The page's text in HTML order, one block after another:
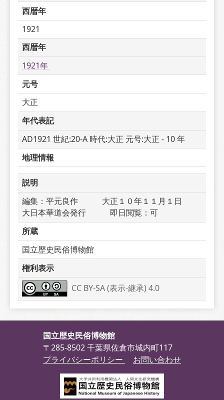
西暦年
1921
西暦年
1921年
元号
大正
年代表記
AD1921 世紀:20-A 時代:大正 元号:大正 - 10 年
地理情報
説明
編集：平元良作　　　大正１０年１１月１日
大日本華道会発行　　　即日閲覧：可
所蔵
国立歴史民俗博物館
権利表示
CC BY-SA (表示-継承) 4.0
国立歴史民俗博物館
〒285-8502 千葉県佐倉市城内町117
プライバシーポリシー
お問い合わせ